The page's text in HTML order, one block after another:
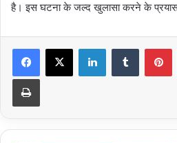
है। इस घटना के जल्द खुलासा करने के
LinkedInTumblr
Print